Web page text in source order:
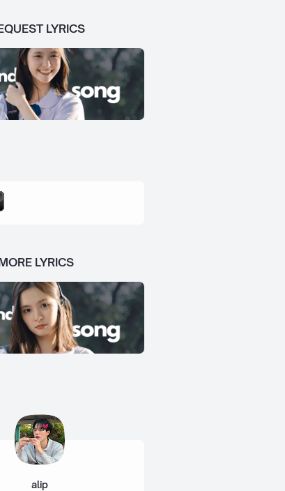
LYRICS
LYRICS
alip